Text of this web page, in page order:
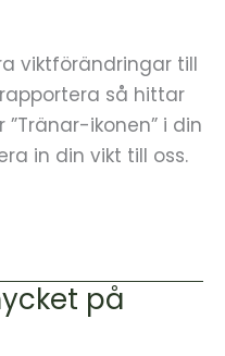
viktförändringar till
så hittar
ikonen” i din
in din vikt till oss.
på